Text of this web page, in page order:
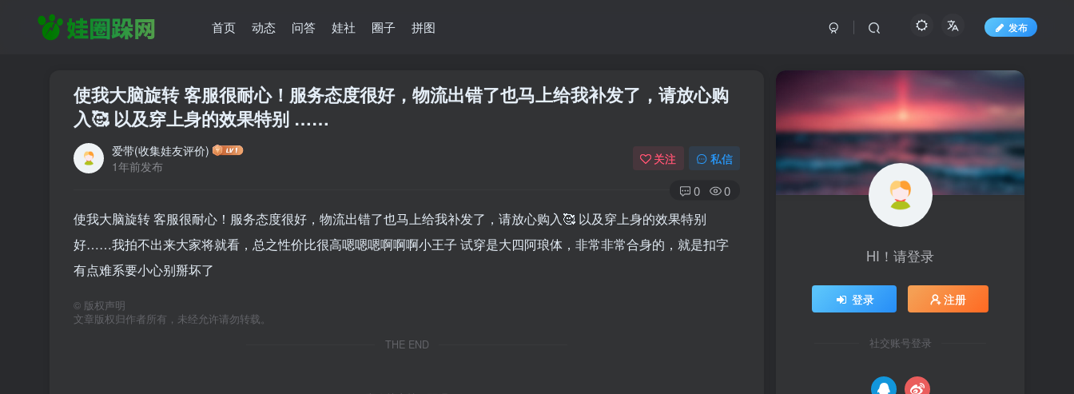
首页 动态 问答 娃社 圈子 拼图 发布
使我大脑旋转 客服很耐心！服务态度很好，物流出错了也马上给我补发了，请放心购
入🥰 以及穿上身的效果特别 ……
爱带(收集娃友评价)
1年前发布
关注 私信
0 0
使我大脑旋转 客服很耐心！服务态度很好，物流出错了也马上给我补发了，请放心购入🥰 以及穿上身的效果特别
好……我拍不出来大家将就看，总之性价比很高嗯嗯嗯啊啊啊小王子 试穿是大四阿琅体，非常非常合身的，就是扣字
有点难系要小心别掰坏了
© 版权声明
文章版权归作者所有，未经允许请勿转载。
THE END
HI！请登录
登录 注册
社交账号登录